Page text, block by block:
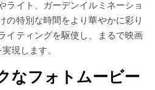
ライト、ガーデンイルミネーショ
の特別な時間をより華やかに彩り
イティングを駆使し、まるで映画
現します。
なフォトムービー